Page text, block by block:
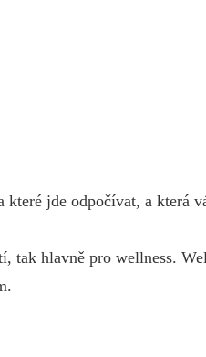
jde odpočívat, a která
tak hlavně pro wellness.